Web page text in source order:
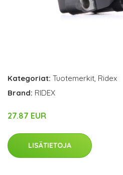
Kategoriat: Tuotemerkit, Ridex
Brand: RIDEX
27.87 EUR
LISÄTIETOJA